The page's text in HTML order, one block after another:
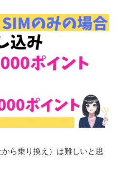
ら乗り換え）は難しいと思